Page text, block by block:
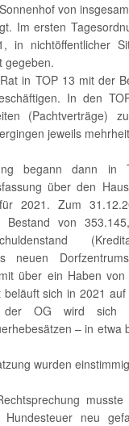
von
Im ersten
in nichtöffentlicher
gegeben.
in TOP 13 mit der
In den
(Pachtverträge)
jeweils
begann dann
über den
für 2021. Zum
Bestand von
neuen
über ein Haben
beläuft sich in 2021
der OG wird sich
– in etwa
wurden
neu